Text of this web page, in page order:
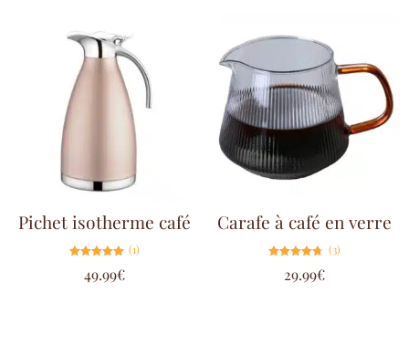
Pichet isotherme café
5.00
sur 5
(1)
49.99€
Carafe à café en verre
4.67
sur 5
(3)
29.99€